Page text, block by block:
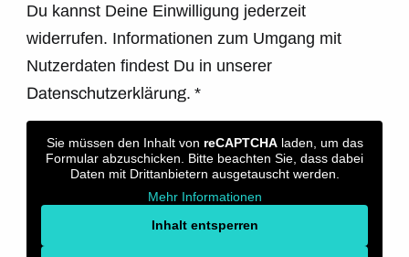
Du kannst Deine Einwilligung jederzeit
widerrufen. Informationen zum Umgang mit
Nutzerdaten findest Du in unserer
Datenschutzerklärung.*
Sie müssen den Inhalt von reCAPTCHAladen, um das
Formular abzuschicken. Bitte beachten Sie, dass dabei
Daten mit Drittanbietern ausgetauscht werden.
Mehr Informationen
Inhalt entsperren